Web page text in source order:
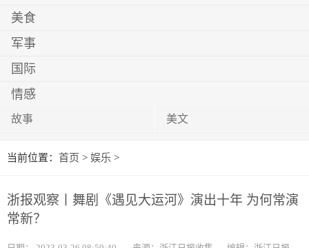
美食
军事
国际
情感
故事 美文
当前位置： 首页 > 娱乐 >
浙报观察丨舞剧《遇见大运河》演出十年 为何常演
常新？